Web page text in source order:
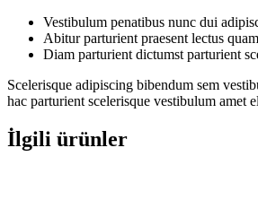
Vestibulum penatibus nunc dui
Abitur parturient praesent lectus
Diam parturient dictumst parturient
Scelerisque adipiscing bibendum sem
hac parturient scelerisque vestibulum amet
İlgili ürünler